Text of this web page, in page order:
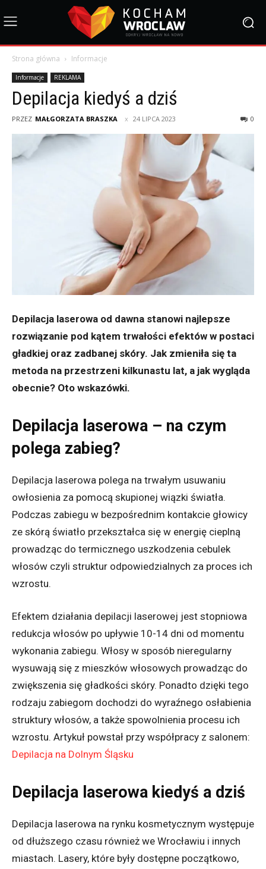
Strona główna Informacje
Informacje REKLAMA
Depilacja kiedyś a dziś
PRZEZ MAŁGORZATA BRASZKA 24 LIPCA 2023 0
Depilacja laserowa od dawna stanowi najlepsze
rozwiązanie pod kątem trwałości efektów w postaci
gładkiej oraz zadbanej skóry. Jak zmieniła się ta
metoda na przestrzeni kilkunastu lat, a jak wygląda
obecnie? Oto wskazówki.
Depilacja laserowa – na czym
polega zabieg?
Depilacja laserowa polega na trwałym usuwaniu
owłosienia za pomocą skupionej wiązki światła.
Podczas zabiegu w bezpośrednim kontakcie głowicy
ze skórą światło przekształca się w energię cieplną
prowadząc do termicznego uszkodzenia cebulek
włosów czyli struktur odpowiedzialnych za proces ich
wzrostu.
Efektem działania depilacji laserowej jest stopniowa
redukcja włosów po upływie 10-14 dni od momentu
wykonania zabiegu. Włosy w sposób nieregularny
wysuwają się z mieszków włosowych prowadząc do
zwiększenia się gładkości skóry. Ponadto dzięki tego
rodzaju zabiegom dochodzi do wyraźnego osłabienia
struktury włosów, a także spowolnienia procesu ich
wzrostu. Artykuł powstał przy współpracy z salonem:
Depilacja na Dolnym Śląsku
Depilacja laserowa kiedyś a dziś
Depilacja laserowa na rynku kosmetycznym występuje
od dłuższego czasu również we Wrocławiu i innych
miastach. Lasery, które były dostępne początkowo,